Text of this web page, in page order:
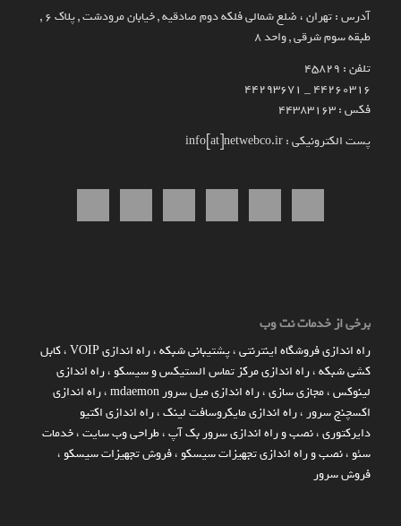
آدرس : تهران ، ضلع شمالی فلکه دوم صادقیه , خیابان مرودشت , پلاک ۶ ,
طبقه سوم شرقی , واحد ۸
تلفن : 45829
۴۴۲۶۰۳۱۶ _ 44293671
فکس : 44383163
پست الکترونیکی : info[at]netwebco.ir
برخی از خدمات نت وب
راه اندازي فروشگاه اينترنتي،پشتیبانی شبکه،راه اندازی VOIP ،کابل
کشی شبکه،راه اندازی مرکز تماس الستیکس و سیسکو،راه اندازی
لینوکس،مجازی سازی،راه اندازی میل سرور mdaemon ،راه اندازی
اکسچنج سرور،راه اندازی مایکروسافت لینک،راه اندازی اکتیو
دایرکتوری،نصب و راه اندازی سرور بک آپ،طراحی وب سایت،خدمات
سئو،نصب و راه اندازی تجهیزات سیسکو،فروش تجهیزات سیسکو،
فروش سرور